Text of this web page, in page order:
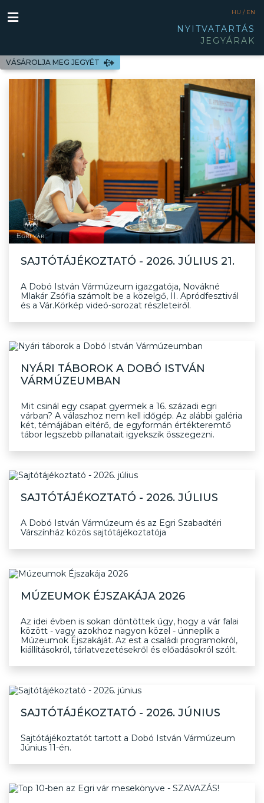
VÁSÁROLJA MEG JEGYÉT
HU / EN
NYITVATARTÁS
JEGYÁRAK
SAJTÓTÁJÉKOZTATÓ - 2026. JÚLIUS 21.
A Dobó István Vármúzeum igazgatója, Novákné
Mlakár Zsófia számolt be a közelgő, II. Apródfesztivál
és a Vár.Körkép videó-sorozat részleteiről.
NYÁRI TÁBOROK A DOBÓ ISTVÁN
VÁRMÚZEUMBAN
Mit csinál egy csapat gyermek a 16. századi egri
várban? A válaszhoz nem kell időgép. Az alábbi galéria
két, témájában eltérő, de egyformán értékteremtő
tábor legszebb pillanatait igyekszik összegezni.
SAJTÓTÁJÉKOZTATÓ - 2026. JÚLIUS
A Dobó István Vármúzeum és az Egri Szabadtéri
Várszínház közös sajtótájékoztatója
MÚZEUMOK ÉJSZAKÁJA 2026
Az idei évben is sokan döntöttek úgy, hogy a vár falai
között - vagy azokhoz nagyon közel - ünneplik a
Múzeumok Éjszakáját. Az est a családi programokról,
kiállításokról, tárlatvezetésekről és előadásokról szólt.
SAJTÓTÁJÉKOZTATÓ - 2026. JÚNIUS
Sajtótájékoztatót tartott a Dobó István Vármúzeum
Június 11-én.